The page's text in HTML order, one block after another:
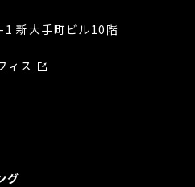
新大手町ビル10階
ィス
グ